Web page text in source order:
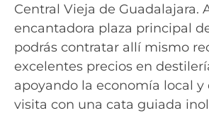
Central Vieja de Guadalajara.
encantadora plaza principal
podrás contratar allí mismo
excelentes precios en
apoyando la economía local
visita con una cata guiada